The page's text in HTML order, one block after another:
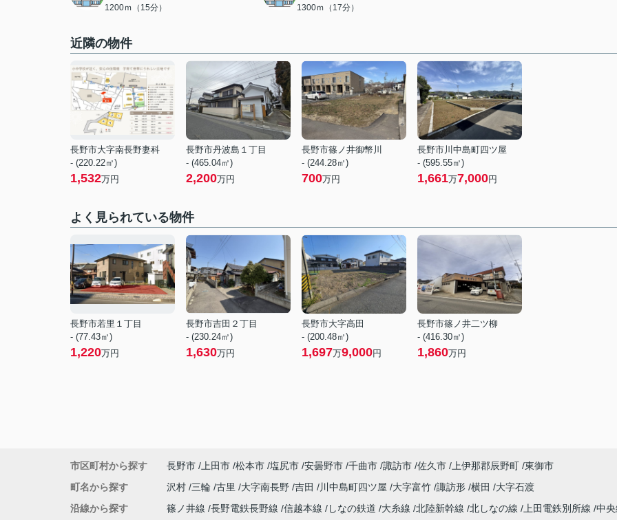
1200ｍ（15分） 1300ｍ（17分）
近隣の物件
長野市大字南長野妻科
- (220.22㎡)
1,532万円
長野市丹波島１丁目
- (465.04㎡)
2,200万円
長野市篠ノ井御幣川
- (244.28㎡)
700万円
長野市川中島町四ツ屋
- (595.55㎡)
1,661万7,000円
よく見られている物件
長野市若里１丁目
- (77.43㎡)
1,220万円
長野市吉田２丁目
- (230.24㎡)
1,630万円
長野市大字高田
- (200.48㎡)
1,697万9,000円
長野市篠ノ井二ツ柳
- (416.30㎡)
1,860万円
市区町村から探す 長野市 上田市 松本市 塩尻市 安曇野市 千曲市 諏訪市 佐久市 上伊那郡辰野町 東御市
町名から探す
沢村 三輪 古里 大字南長野 吉田 川中島町四ツ屋 大字富竹 諏訪形 横田
大字石渡
沿線から探す
篠ノ井線 長野電鉄長野線 信越本線 しなの鉄道 大糸線 北陸新幹線 北しなの線 上田電鉄別所線 中